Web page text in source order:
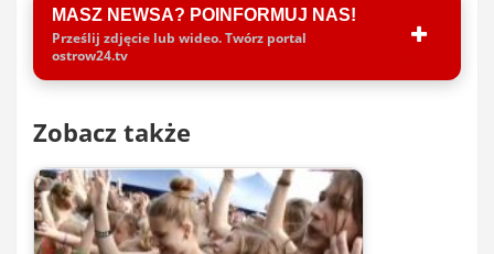
MASZ NEWSA? POINFORMUJ NAS!
Prześlij zdjęcie lub wideo. Twórz portal
ostrow24.tv
Zobacz także